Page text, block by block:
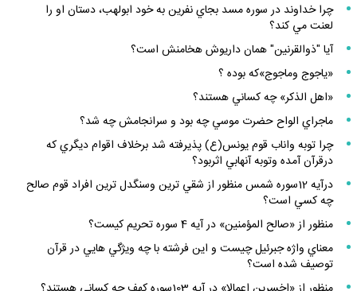
چرا خداوند در سوره مسد بجاي نفرين به خود ابولهب، دستان او را
لعنت مي كند؟
آيا "ذوالقرنين‌" همان داريوش هخامنش است‌؟
«ياجوج وماجوج»كه بوده ؟
«اهل الذكر» چه كساني هستند؟
ماجراي الواح حضرت موسي چه بود و سرانجامش چه شد؟
چرا توبه واناب قوم يونس(ع) پذيرفته شد برخلاف اقوام ديگري كه
درقرآن آمده وتوبه آنهابي اثربود؟
درآيه 12سوره شمس منظور از شقي ترين وسنگدل ترين افراد قوم صالح
چه كسي است؟
منظور از «صالح المؤمنين» در آيه 4 سوره تحريم كيست؟
معناي واژه جبرئيل چيست و اين فرشته با چه ويژگي هايي در قرآن
توصيف شده است؟